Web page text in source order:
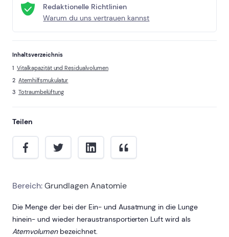
Redaktionelle Richtlinien
Warum du uns vertrauen kannst
Inhaltsverzeichnis
Vitalkapazität und Residualvolumen
Atemhilfsmukulatur
Totraumbelüftung
Teilen
Bereich:Grundlagen Anatomie
Die Menge der bei der Ein- und Ausatmung in die Lunge
hinein- und wieder heraustransportierten Luft wird als
Atemvolumenbezeichnet.